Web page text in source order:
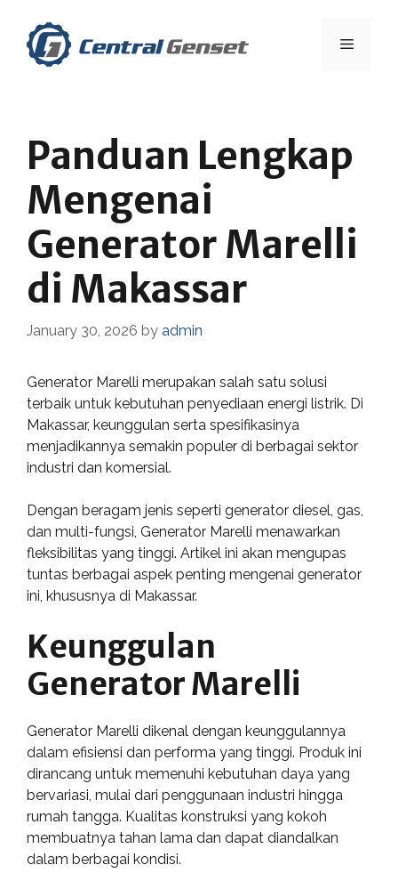
content
Menu
Panduan Lengkap
Mengenai
Generator Marelli
di Makassar
January 30, 2026 by admin
Generator Marelli merupakan salah satu solusi
terbaik untuk kebutuhan penyediaan energi listrik. Di
Makassar, keunggulan serta spesifikasinya
menjadikannya semakin populer di berbagai sektor
industri dan komersial.
Dengan beragam jenis seperti generator diesel, gas,
dan multi-fungsi, Generator Marelli menawarkan
fleksibilitas yang tinggi. Artikel ini akan mengupas
tuntas berbagai aspek penting mengenai generator
ini, khususnya di Makassar.
Keunggulan
Generator Marelli
Generator Marelli dikenal dengan keunggulannya
dalam efisiensi dan performa yang tinggi. Produk ini
dirancang untuk memenuhi kebutuhan daya yang
bervariasi, mulai dari penggunaan industri hingga
rumah tangga. Kualitas konstruksi yang kokoh
membuatnya tahan lama dan dapat diandalkan
dalam berbagai kondisi.